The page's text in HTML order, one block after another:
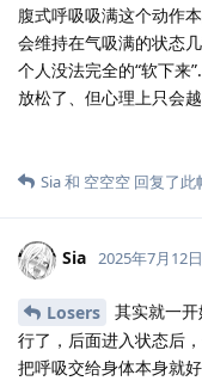
腹式呼吸吸满这个动作
会维持在气吸满的状态
个人没法完全的“软下
放松了、但心理上只会
Sia和 空空空 回复了此
Sia 2025年7月12日
Losers
其实就一
行了，后面进入状态后
把呼吸交给身体本身就